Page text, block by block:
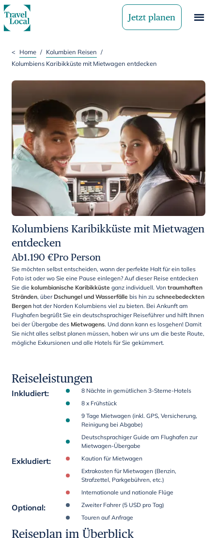
Jetzt planen
< Home / Kolumbien Reisen /
Kolumbiens Karibikküste mit Mietwagen entdecken
Kolumbiens Karibikküste mit Mietwagen
entdecken
Ab1.190 €Pro Person
Sie möchten selbst entscheiden, wann der perfekte Halt für ein tolles
Foto ist oder wo Sie eine Pause einlegen? Auf dieser Reise entdecken
Sie die kolumbianische Karibikküste ganz individuell. Von traumhaften
Stränden, überDschungel und Wasserfälle bis hin zu schneebedeckten
Bergen hat der Norden Kolumbiens viel zu bieten. Bei Ankunft am
Flughafen begrüßt Sie ein deutschsprachiger Reiseführer und hilft Ihnen
bei der Übergabe des Mietwagens. Und dann kann es losgehen! Damit
Sie nicht alles selbst planen müssen, haben wir uns um die beste Route,
mögliche Exkursionen und alle Hotels für Sie gekümmert.
Reiseleistungen
Inkludiert:
8 Nächte in gemütlichen 3-Sterne-Hotels
8 x Frühstück
9 Tage Mietwagen (inkl. GPS, Versicherung,
Reinigung bei Abgabe)
Deutschsprachiger Guide am Flughafen zur
Mietwagen-Übergabe
Exkludiert:
Kaution für Mietwagen
Extrakosten für Mietwagen (Benzin,
Strafzettel, Parkgebühren, etc.)
Internationale und nationale Flüge
Optional:
Zweiter Fahrer (5 USD pro Tag)
Touren auf Anfrage
Reiseplan im Überblick